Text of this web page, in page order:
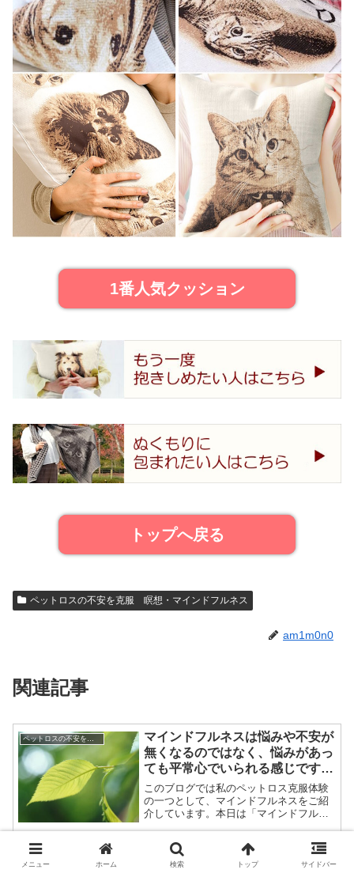
1番人気クッション
トップへ戻る
ペットロスの不安を克服 瞑想・マインドフルネス
am1m0n0
関連記事
ペットロスの不安を克服 瞑想・マインドフルネス
マインドフルネスは悩みや不安が
無くなるのではなく、悩みがあっ
ても平常心でいられる感じです
【ペットロス克服体験記】
このブログでは私のペットロス克服体験
の一つとして、マインドフルネスをご紹
介しています。本日は「マインドフルネ
くまで私の体験記になります。私は瞑想
の専門家ではないので予め...
ネガティブ思考が止まらない（ペ
メニュー ホーム 検索 トップ サイドバー